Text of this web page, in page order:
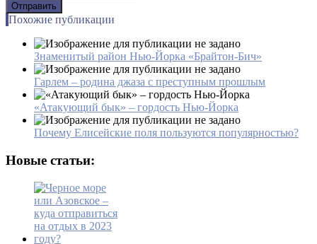
Похожие публикации
Знаменитый район Нью-Йорка «Брайтон-Бич»
Гарлем – родина джаза с преступным прошлым
«Атакующий бык» – гордость Нью-Йорка
Почему Елисейские поля пользуются популярностью?
Новые статьи: